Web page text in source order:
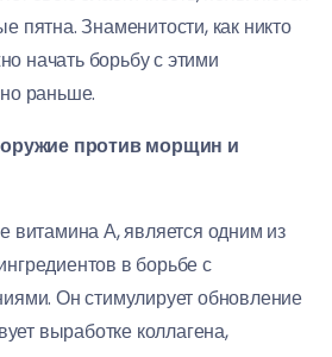
пятна. Знаменитости, как никто
начать борьбу с этими
раньше.
против морщин и
витамина А, является одним из
в борьбе с
Он стимулирует обновление
выработке коллагена,